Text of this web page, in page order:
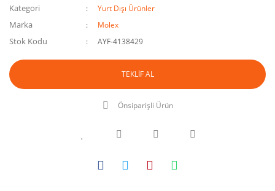
Kategori Yurt Dışı Ürünler
Marka Molex
Stok Kodu AYF-4138429
TEKLİF AL
Önsiparişli Ürün